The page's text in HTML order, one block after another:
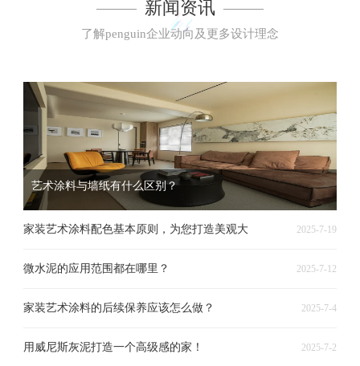
新闻资讯
了解penguin企业动向及更多设计理念
艺术涂料与墙纸有什么区别？
2025-7-19
家装艺术涂料配色基本原则，为您打造美观大
2025-7-12
微水泥的应用范围都在哪里？
2025-7-4
家装艺术涂料的后续保养应该怎么做？
2025-7-2
用威尼斯灰泥打造一个高级感的家！